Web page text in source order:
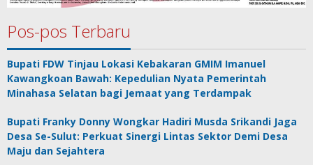
Pos-pos Terbaru
Bupati FDW Tinjau Lokasi Kebakaran GMIM Imanuel
Kawangkoan Bawah: Kepedulian Nyata Pemerintah
Minahasa Selatan bagi Jemaat yang Terdampak
Bupati Franky Donny Wongkar Hadiri Musda Srikandi Jaga
Desa Se-Sulut: Perkuat Sinergi Lintas Sektor Demi Desa
Maju dan Sejahtera